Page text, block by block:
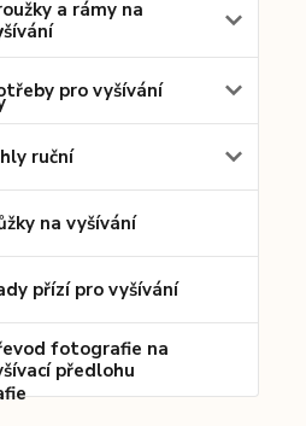
a rámy na
pro vyšívání
ruční
na vyšívání
přízí pro vyšívání
fotografie na
předlohu